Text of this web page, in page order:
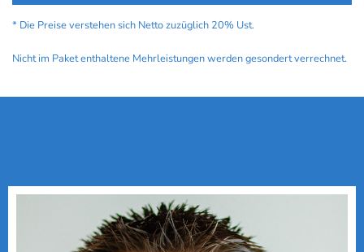
* Die Preise verstehen sich Netto zuzüglich 20% Ust.
Nicht im Paket enthaltene Mehrleistungen werden gesondert verrechnet.